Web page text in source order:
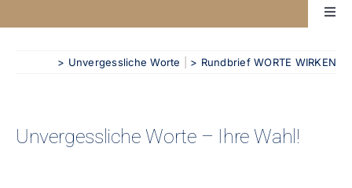
Bücher
Kontakt
> Unvergessliche Worte > Rundbrief WORTE WIRKEN
Unvergessliche Worte – Ihre Wahl!